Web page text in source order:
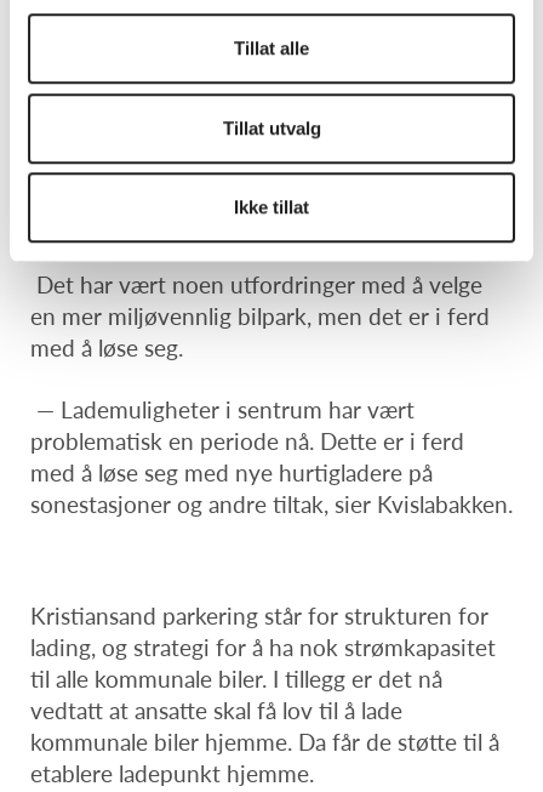
Tillat alle
Tillat utvalg
Ikke tillat
fossile biler til El-biler. Totalt har de nå rundt 30
elbiler, men de skifter ikke ut fossilbilene før
det er behov for nye biler. Det er også et
kommunalt bilverksted på Dalane, som
Det har vært noen utfordringer med å velge
en mer miljøvennlig bilpark, men det er i ferd
med å løse seg.
— Lademuligheter i sentrum har vært
problematisk en periode nå. Dette er i ferd
med å løse seg med nye hurtigladere på
sonestasjoner og andre tiltak, sier Kvislabakken.
Kristiansand parkering står for strukturen for
lading, og strategi for å ha nok strømkapasitet
til alle kommunale biler. I tillegg er det nå
vedtatt at ansatte skal få lov til å lade
kommunale biler hjemme. Da får de støtte til å
etablere ladepunkt hjemme.